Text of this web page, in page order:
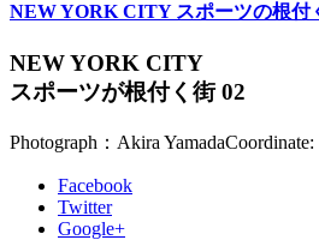
NEW YORK CITY スポーツの根付
NEW YORK CITY
スポーツが根付く街 02
Photograph：Akira Yamada
Facebook
Twitter
Google+